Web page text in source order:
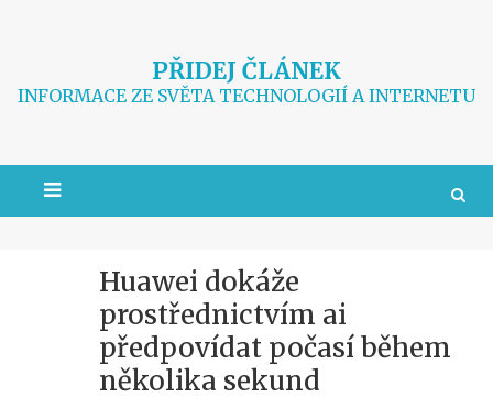
PŘIDEJ ČLÁNEK
INFORMACE ZE SVĚTA TECHNOLOGIÍ A INTERNETU
Huawei dokáže
prostřednictvím ai
předpovídat počasí během
několika sekund